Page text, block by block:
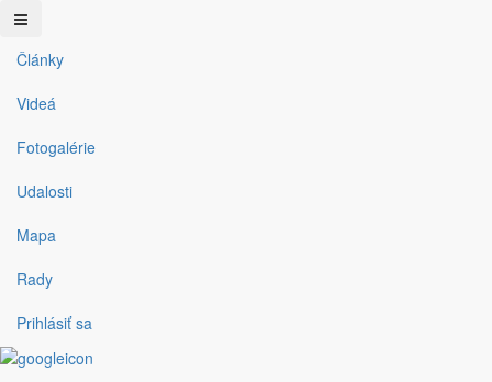
Články
Videá
Fotogalérie
Udalosti
Mapa
Rady
Prihlásiť sa
Filter
Typ
Fotogaléria
Podujatie
Článok
Oblasť